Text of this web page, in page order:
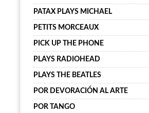
PATAX PLAYS MICHAEL
PETITS MORCEAUX
PICK UP THE PHONE
PLAYS RADIOHEAD
PLAYS THE BEATLES
POR DEVORACIÓN AL ARTE
POR TANGO